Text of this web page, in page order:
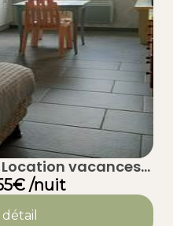
Location vacances
– Bassin
/nuit